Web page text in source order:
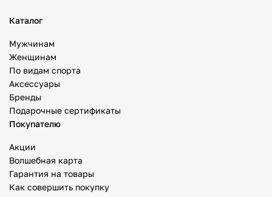
Каталог
Мужчинам
Женщинам
По видам спорта
Аксессуары
Бренды
Подарочные сертификаты
Покупателю
Акции
Волшебная карта
Гарантия на товары
Как совершить покупку